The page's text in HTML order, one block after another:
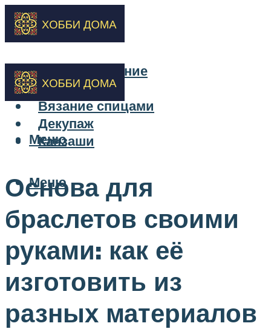
Бисероплетение
Вышивка
Вязание спицами
Декупаж
Канзаши
Меню
Меню
Основа для
браслетов своими
руками: как её
изготовить из
разных материалов